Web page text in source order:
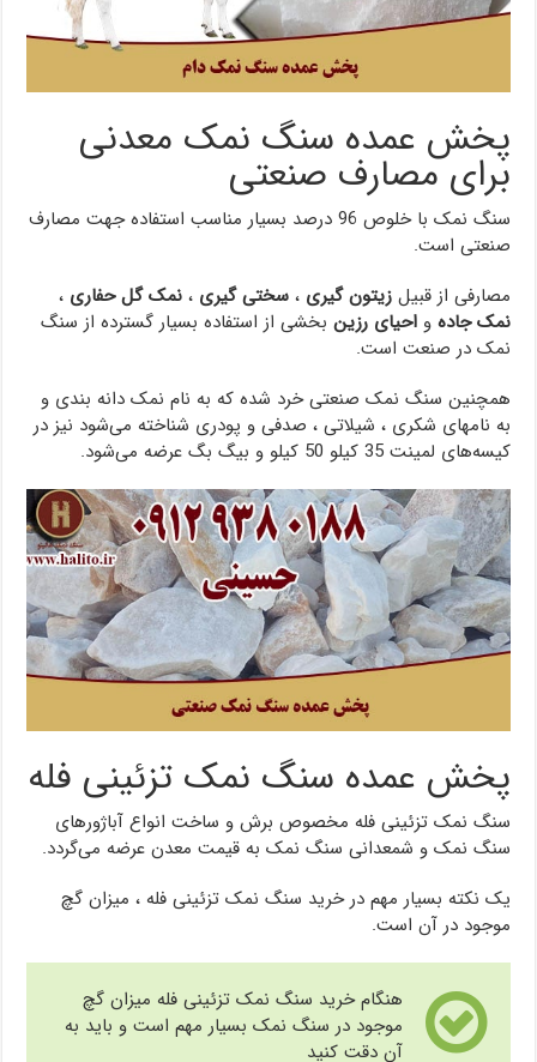
پخش عمده سنگ نمک معدنی
برای مصارف صنعتی
سنگ نمک با خلوص 96 درصد بسیار مناسب استفاده جهت مصارف
صنعتی است.
مصارفی از قبیلزیتون گیری ،سختی گیری ،نمک گل حفاری ،
نمک جاده واحیای رزین بخشی از استفاده بسیار گسترده از سنگ
نمک در صنعت است.
همچنین سنگ نمک صنعتی خرد شده که به نام نمک دانه بندی و
به نامهای شکری ، شیلاتی ، صدفی و پودری شناخته می‌شود نیز در
کیسه‌های لمینت 35 کیلو 50 کیلو و بیگ بگ عرضه می‌شود.
پخش عمده سنگ نمک تزئینی فله
سنگ نمک تزئینی فله مخصوص برش و ساخت انواع آباژورهای
سنگ نمک و شمعدانی سنگ نمک به قیمت معدن عرضه می‌گردد.
یک نکته بسیار مهم در خرید سنگ نمک تزئینی فله ، میزان گچ
موجود در آن است.
هنگام خرید سنگ نمک تزئینی فله میزان گچ
موجود در سنگ نمک بسیار مهم است و باید به
آن دقت کنید